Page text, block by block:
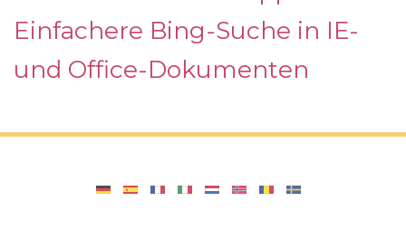
Einfachere Bing-Suche in IE-
und Office-Dokumenten